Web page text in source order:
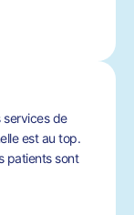
services de
est au top.
patients sont